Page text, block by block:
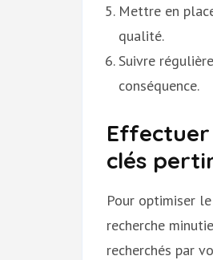
Mettre en
qualité.
Suivre
conséquence.
clés
Pour optimiser
recherche
recherchés par